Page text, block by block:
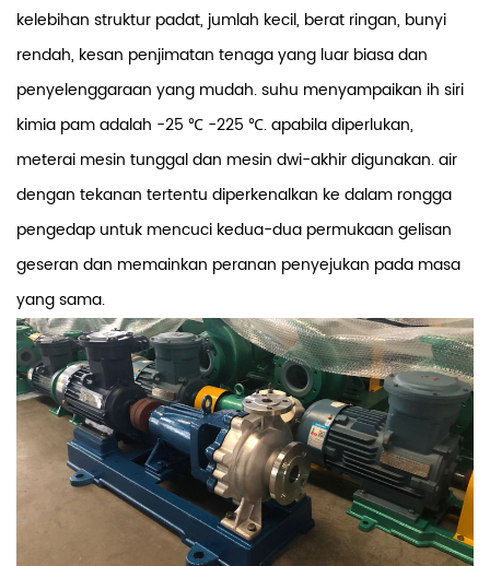
kelebihan struktur padat, jumlah kecil, berat ringan, bunyi
rendah, kesan penjimatan tenaga yang luar biasa dan
penyelenggaraan yang mudah.suhu menyampaikan ih siri
kimia pam adalah -25 ℃ -225 ℃. apabila diperlukan,
meterai mesin tunggal dan mesin dwi-akhir digunakan. air
dengan tekanan tertentu diperkenalkan ke dalam rongga
pengedap untuk mencuci kedua-dua permukaan gelisan
geseran dan memainkan peranan penyejukan pada masa
yang sama.